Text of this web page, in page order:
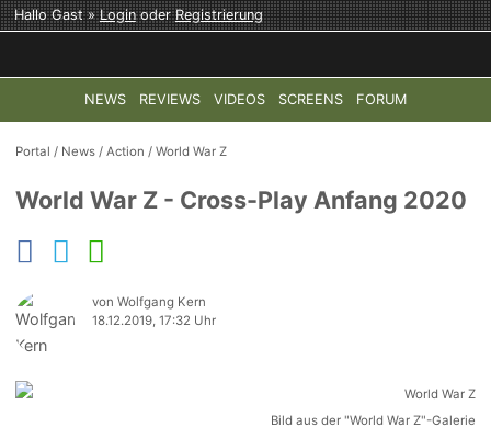
Hallo Gast »LoginoderRegistrierung
NEWS REVIEWS VIDEOS SCREENS FORUM
TOP-THEMEN: COD: MODERN WARFARE 4 HALO:
Portal / News /Action /World War Z
World War Z - Cross-Play Anfang 2020
von Wolfgang Kern
18.12.2019, 17:32 Uhr
Bild aus der "World War Z"-Galerie